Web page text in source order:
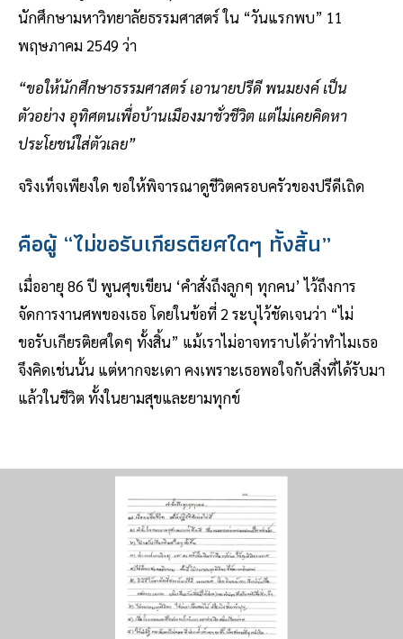
นักศึกษามหาวิทยาลัยธรรมศาสตร์ ใน “วันแรกพบ” 11
พฤษภาคม 2549 ว่า
“ขอให้นักศึกษาธรรมศาสตร์ เอานายปรีดี พนมยงค์ เป็น
ตัวอย่าง อุทิศตนเพื่อบ้านเมืองมาชั่วชีวิต แต่ไม่เคยคิดหา
ประโยชน์ใส่ตัวเลย”
จริงเท็จเพียงใด ขอให้พิจารณาดูชีวิตครอบครัวของปรีดีเถิด
คือผู้ “ไม่ขอรับเกียรติยศใดๆ ทั้งสิ้น”
เมื่ออายุ 86 ปี พูนศุขเขียน ‘คำสั่งถึงลูกๆ ทุกคน’ ไว้ถึงการ
จัดการงานศพของเธอ โดยในข้อที่ 2 ระบุไว้ชัดเจนว่า “ไม่
ขอรับเกียรติยศใดๆ ทั้งสิ้น” แม้เราไม่อาจทราบได้ว่าทำไมเธอ
จึงคิดเช่นนั้น แต่หากจะเดา คงเพราะเธอพอใจกับสิ่งที่ได้รับมา
แล้วในชีวิต ทั้งในยามสุขและยามทุกข์